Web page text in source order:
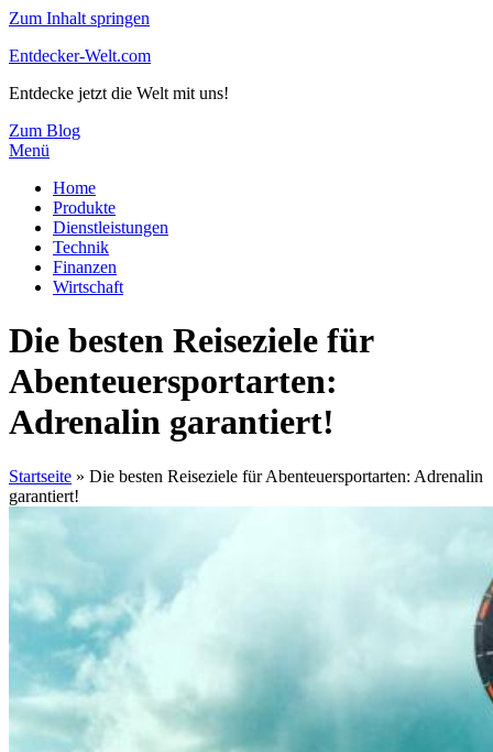
Zum Inhalt springen
Entdecker-Welt.com
Entdecke jetzt die Welt mit uns!
Zum Blog
Menü
Home
Produkte
Dienstleistungen
Technik
Finanzen
Wirtschaft
Die besten Reiseziele für
Abenteuersportarten:
Adrenalin garantiert!
Startseite » Die besten Reiseziele für Abenteuersportarten: Adrenalin
garantiert!